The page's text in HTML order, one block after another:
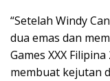
“Setelah Windy
dua emas dan
Games XXX
membuat kejutan